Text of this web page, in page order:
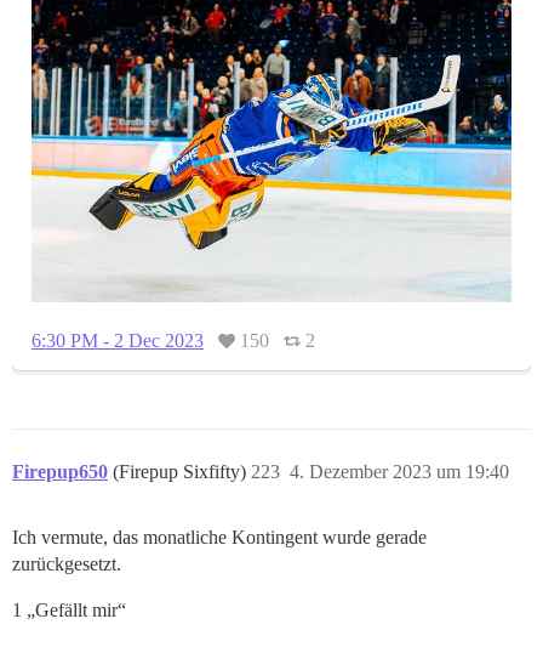
6:30 PM - 2 Dec 2023 150 2
Firepup650 (Firepup Sixfifty) 4. Dezember 2023 um 19:40
223
Ich vermute, das monatliche Kontingent wurde gerade
zurückgesetzt.
1 „Gefällt mir“